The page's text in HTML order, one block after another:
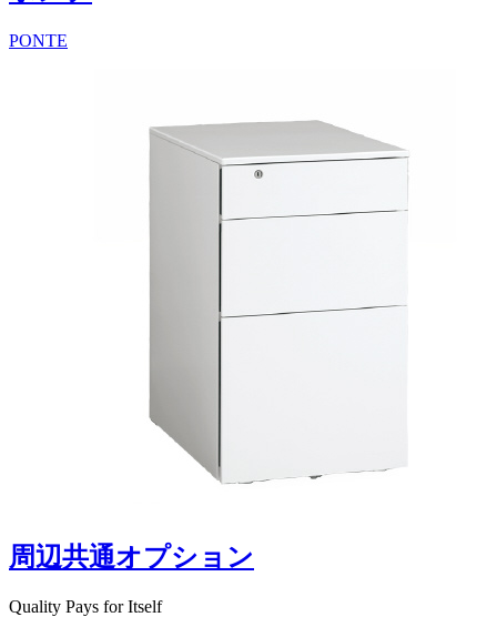
PONTE
周辺共通オプション
Quality Pays for Itself